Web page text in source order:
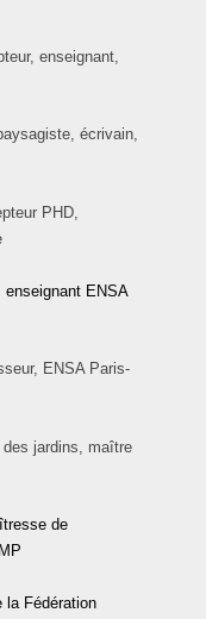
enseignant,
écrivain,
PHD,
ENSA
ENSA Paris-
des jardins, maître
de
la Fédération